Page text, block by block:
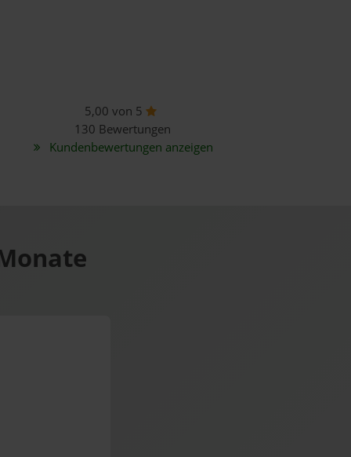
5,00 von 5
130 Bewertungen
Kundenbewertungen anzeigen